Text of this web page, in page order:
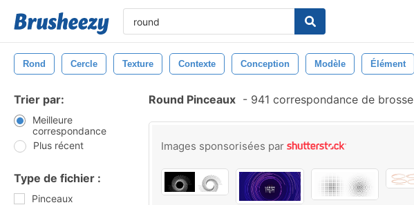
Rond Cercle Texture Contexte Conception Modèle Élément
Trier par:
Meilleure
correspondance
Plus récent
Type de fichier :
Pinceaux
Round Pinceaux - 941 correspondance de brosse
Images sponsorisées par